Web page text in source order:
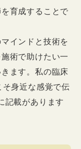
育成することで
インドと技術を
術で助けたい一
ます。私の臨床
身近な感覚で伝
記載があります